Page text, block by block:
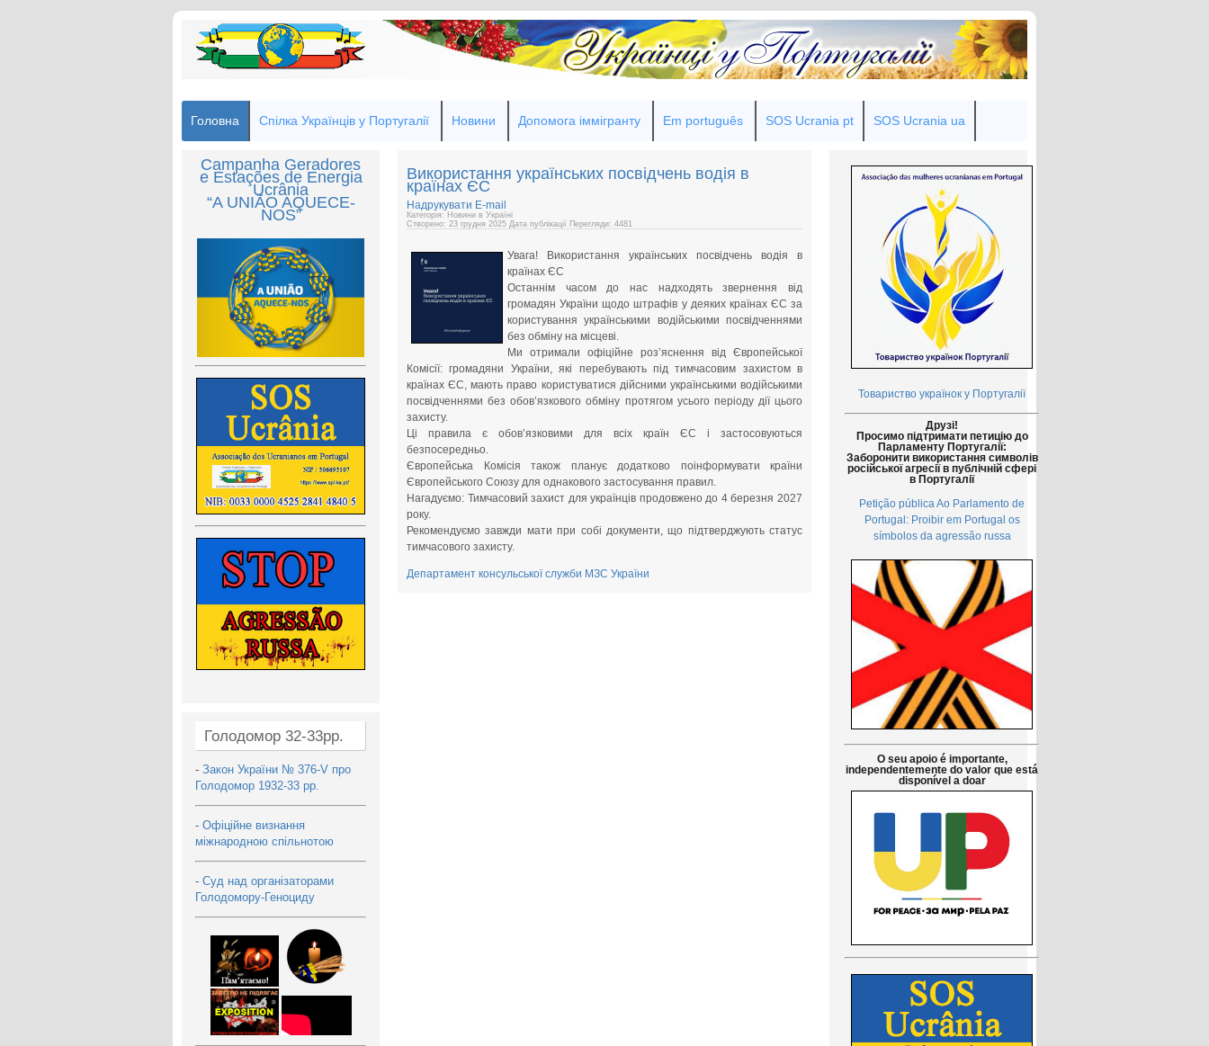
Головна Спілка Українців у Португалії Новини Допомога іммігранту Em português SOS Ucrania pt SOS Ucrania ua
Campanha Geradores
e Estações de Energia
Ucrânia
“A UNIÃO AQUECE-
NOS”
Голодомор 32-33рр.
- Закон України № 376-V про
Голодомор 1932-33 рр.
- Офіційне визнання
міжнародною спільнотою
- Суд над організаторами
Голодомору-Геноциду
Використання українських посвідчень водія в
країнах ЄС
Надрукувати E-mail
Категорія: Новини в Україні
Створено: 23 грудня 2025 Дата публікації Перегляди: 4481
Увага! Використання українських посвідчень водія в
країнах ЄС
Останнім часом до нас надходять звернення від
громадян України щодо штрафів у деяких країнах ЄС за
користування українськими водійськими посвідченнями
без обміну на місцеві.
Ми отримали офіційне роз’яснення від Європейської
Комісії: громадяни України, які перебувають під тимчасовим захистом в
країнах ЄС, мають право користуватися дійсними українськими водійськими
посвідченнями без обов’язкового обміну протягом усього періоду дії цього
захисту.
Ці правила є обов’язковими для всіх країн ЄС і застосовуються
безпосередньо.
Європейська Комісія також планує додатково поінформувати країни
Європейського Союзу для однакового застосування правил.
Нагадуємо: Тимчасовий захист для українців продовжено до 4 березня 2027
року.
Рекомендуємо завжди мати при собі документи, що підтверджують статус
тимчасового захисту.
Департамент консульської служби МЗС України
Товариство українок у Португалії
Друзі!
Просимо підтримати петицію до
Парламенту Португалії:
Заборонити використання символів
російської агресії в публічній сфері
в Португалії
Petição pública Ao Parlamento de
Portugal: Proibir em Portugal os
símbolos da agressão russa
O seu apoio é importante,
independentemente do valor que está
disponível a doar